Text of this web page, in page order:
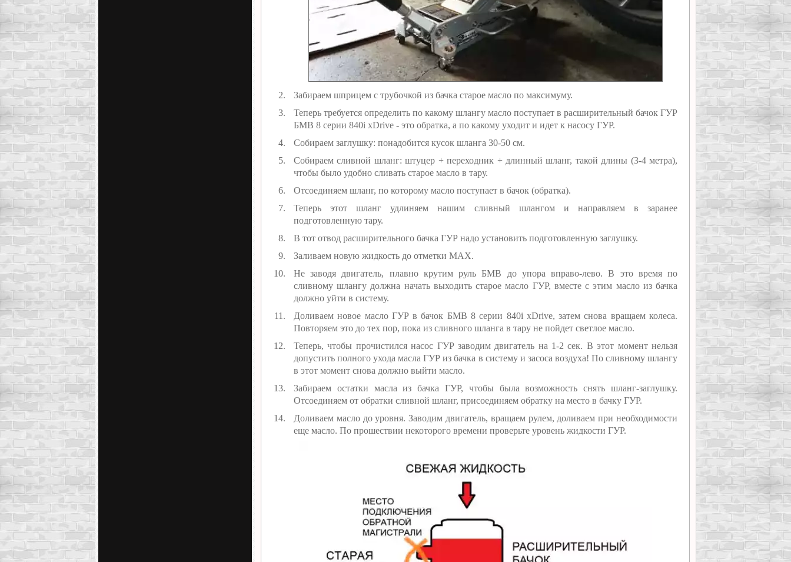
Забираем шприцем с трубочкой из бачка старое масло по максимуму.
Теперь требуется определить по какому шлангу масло поступает в расширительный бачок ГУР
БМВ 8 серии 840i xDrive - это обратка, а по какому уходит и идет к насосу ГУР.
Собираем заглушку: понадобится кусок шланга 30-50 см.
Собираем сливной шланг: штуцер + переходник + длинный шланг, такой длины (3-4 метра),
чтобы было удобно сливать старое масло в тару.
Отсоединяем шланг, по которому масло поступает в бачок (обратка).
Теперь этот шланг удлиняем нашим сливный шлангом и направляем в заранее
подготовленную тару.
В тот отвод расширительного бачка ГУР надо установить подготовленную заглушку.
Заливаем новую жидкость до отметки MAX.
Не заводя двигатель, плавно крутим руль БМВ до упора вправо-лево. В это время по
сливному шлангу должна начать выходить старое масло ГУР, вместе с этим масло из бачка
должно уйти в систему.
Доливаем новое масло ГУР в бачок БМВ 8 серии 840i xDrive, затем снова вращаем колеса.
Повторяем это до тех пор, пока из сливного шланга в тару не пойдет светлое масло.
Теперь, чтобы прочистился насос ГУР заводим двигатель на 1-2 сек. В этот момент нельзя
допустить полного ухода масла ГУР из бачка в систему и засоса воздуха! По сливному шлангу
в этот момент снова должно выйти масло.
Забираем остатки масла из бачка ГУР, чтобы была возможность снять шланг-заглушку.
Отсоединяем от обратки сливной шланг, присоединяем обратку на место в бачку ГУР.
Доливаем масло до уровня. Заводим двигатель, вращаем рулем, доливаем при необходимости
еще масло. По прошествии некоторого времени проверьте уровень жидкости ГУР.